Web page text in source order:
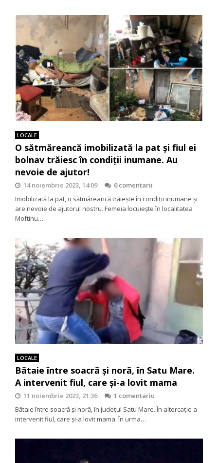
LOCALE
O sătmăreancă imobilizată la pat și fiul ei
bolnav trăiesc în condiții inumane. Au
nevoie de ajutor!
14 noiembrie 2023, 14:09
6 comentarii
Imobilizată la pat, o sătmăreancă trăiește în condiții inumane și
are nevoie de ajutorul nostru. Femeia locuiește în localitatea
Moftinu…
LOCALE
Bătaie între soacră și noră, în Satu Mare.
A intervenit fiul, care și-a lovit mama
11 noiembrie 2023, 21:36
1 comentariu
Bătaie între soacră și noră, în județul Satu Mare. În altercație a
intervenit fiul, care și-a lovit mama. În urma…